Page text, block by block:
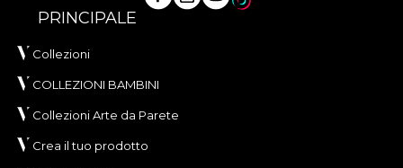
PRINCIPALE
Collezioni
COLLEZIONI BAMBINI
Collezioni Arte da Parete
Crea il tuo prodotto